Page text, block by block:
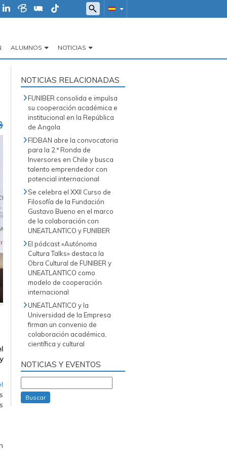
ALUMNOS NOTICIAS
NOTICIAS RELACIONADAS
FUNIBER consolida e impulsa
su cooperación académica e
institucional en la República
de Angola
FIDBAN abre la convocatoria
para la 2.ª Ronda de
Inversores en Chile y busca
talento emprendedor con
potencial internacional
Se celebra el XXII Curso de
Filosofía de la Fundación
Gustavo Bueno en el marco
de la colaboración con
UNEATLANTICO y FUNIBER
El pódcast «Autónoma
Cultura Talks» destaca la
Obra Cultural de FUNIBER y
UNEATLANTICO como
modelo de cooperación
internacional
UNEATLANTICO y la
Universidad de la Empresa
firman un convenio de
colaboración académica,
científica y cultural
NOTICIAS Y EVENTOS
Buscar